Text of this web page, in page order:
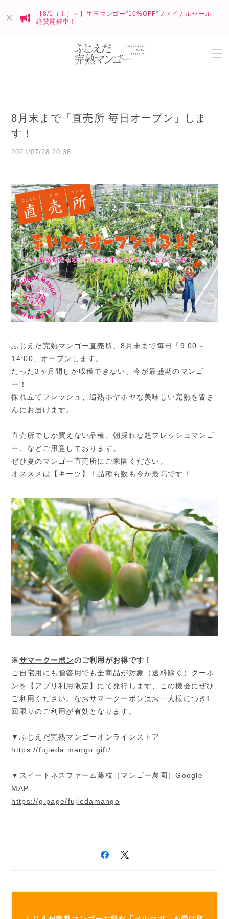
【8/1（土）～】生玉マンゴー”10%OFF”ファイナルセール
絶賛開催中！
8月末まで「直売所 毎日オープン」しま
す！
2021/07/28 20:36
ふじえだ完熟マンゴー直売所、8月末まで毎日「9:00～
14:00」オープンします。
たった3ヶ月間しか収穫できない、今が最盛期のマンゴ
ー！
採れ立てフレッシュ、追熟ホヤホヤな美味しい完熟を皆さ
んにお届けます。
直売所でしか買えない品種、朝採れな超フレッシュマンゴ
ー、などご用意しております。
ぜひ夏のマンゴー直売所にご来園ください。
オススメは
【キーツ】 ！品種も数も今が最高です！
※サマークーポンのご利用がお得です！
ご自宅用にも贈答用でも全商品が対象（送料除く） クーポ
ンを【アプリ利用限定】にて発行 します、この機会にぜひ
ご利用ください。なおサマークーポンはお一人様につき1
回限りのご利用が有効となります。
▼ふじえだ完熟マンゴーオンラインストア
https://fujieda.mango.gift/
▼スイートネスファーム藤枝（マンゴー農園）Google
MAP
https://g.page/fujiedamango